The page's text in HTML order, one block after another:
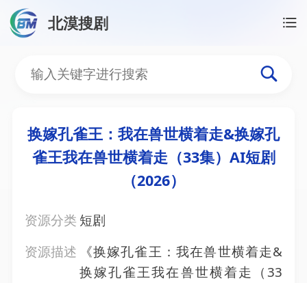
北漠搜剧
换嫁孔雀王：我在兽世
换嫁孔雀王：我在兽世横着走&换嫁孔
雀王我在兽世横着走（33集）AI短剧
（2026）
资源分类 短剧
资源描述
《换嫁孔雀王：我在兽世横着走&
换嫁孔雀王我在兽世横着走（33